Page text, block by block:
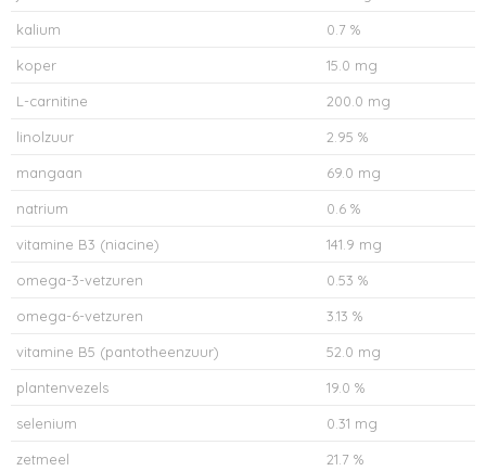
kalium 0.7 %
koper 15.0 mg
L-carnitine 200.0 mg
linolzuur 2.95 %
mangaan 69.0 mg
natrium 0.6 %
vitamine B3 (niacine) 141.9 mg
omega-3-vetzuren 0.53 %
omega-6-vetzuren 3.13 %
vitamine B5 (pantotheenzuur) 52.0 mg
plantenvezels 19.0 %
selenium 0.31 mg
zetmeel 21.7 %